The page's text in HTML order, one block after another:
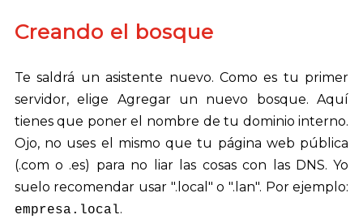
Creando el bosque
Te saldrá un asistente nuevo. Como es tu primer
servidor, elige Agregar un nuevo bosque. Aquí
tienes que poner el nombre de tu dominio interno.
Ojo, no uses el mismo que tu página web pública
(.com o .es) para no liar las cosas con las DNS. Yo
suelo recomendar usar ".local" o ".lan". Por ejemplo:
empresa.local.